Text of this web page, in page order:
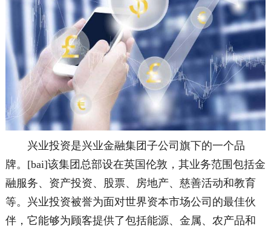
兴业投资是兴业金融集团子公司旗下的一个品
牌。[bai]该集团总部设在英国伦敦，其业务范围包括金
融服务、资产投资、股票、房地产、慈善活动和教育
等。兴业投资被誉为面对世界资本市场公司的最佳伙
伴，它能够为顾客提供了包括能源、金属、农产品和